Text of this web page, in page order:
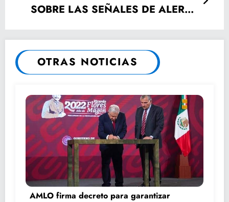
SOBRE LAS SEÑALES DE ALERTA
OTRAS NOTICIAS
AMLO firma decreto para garantizar